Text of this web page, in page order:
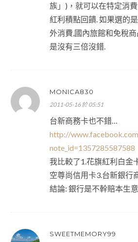
族」)，就可以在特定消
紅利積點回饋. 如果選的
外消費,國內旅館和免稅
是沒有三倍沒錯.
MONICA830
2011-05-16 於 05:51
台新商務卡也不錯…
http://
note_id=1357285587588
我比較了1.花旗紅利白金
空尊尚信用卡3.台新銀行
結論: 銀行是不幹賠本生
SWEETMEMORY99